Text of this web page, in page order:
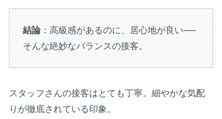
結論：高級感があるのに、居心地が良い──
そんな絶妙なバランスの接客。
スタッフさんの接客はとても丁寧。細やかな気配
りが徹底されている印象。